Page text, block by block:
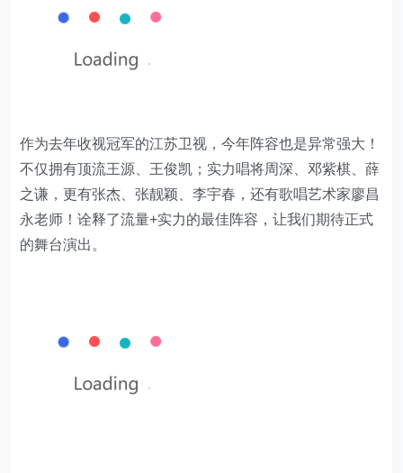
作为去年收视冠军的江苏卫视，今年阵容也是异常强大！
不仅拥有顶流王源、王俊凯；实力唱将周深、邓紫棋、薛
之谦，更有张杰、张靓颖、李宇春，还有歌唱艺术家廖昌
永老师！诠释了流量+实力的最佳阵容，让我们期待正式
的舞台演出。